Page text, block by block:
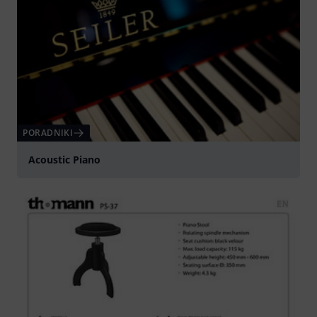
PORADNIKI
Acoustic Piano